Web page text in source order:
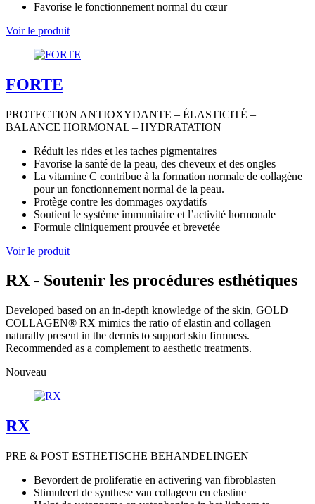
Favorise le fonctionnement normal du cœur
Voir le produit
FORTE
PROTECTION ANTIOXYDANTE – ÉLASTICITÉ –
BALANCE HORMONAL – HYDRATATION
Réduit les rides et les taches pigmentaires
Favorise la santé de la peau, des cheveux et des ongles
La vitamine C contribue à la formation normale de collagène
pour un fonctionnement normal de la peau.
Protège contre les dommages oxydatifs
Soutient le système immunitaire et l’activité hormonale
Formule cliniquement prouvée et brevetée
Voir le produit
RX - Soutenir les procédures esthétiques
Developed based on an in-depth knowledge of the skin, GOLD
COLLAGEN® RX mimics the ratio of elastin and collagen
naturally present in the dermis to support skin firmness.
Recommended as a complement to aesthetic treatments.
Nouveau
RX
PRE & POST ESTHETISCHE BEHANDELINGEN
Bevordert de proliferatie en activering van fibroblasten
Stimuleert de synthese van collageen en elastine